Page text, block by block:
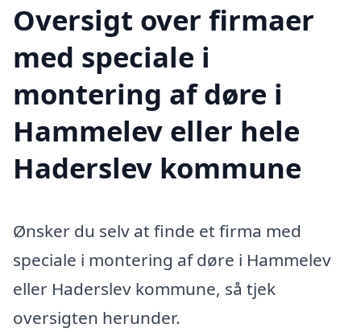
Oversigt over firmaer
med speciale i
montering af døre i
Hammelev eller hele
Haderslev kommune
Ønsker du selv at finde et firma med
speciale i montering af døre i Hammelev
eller Haderslev kommune, så tjek
oversigten herunder.